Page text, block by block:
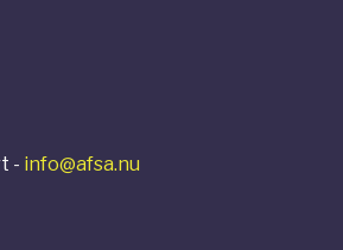
- info@afsa.nu